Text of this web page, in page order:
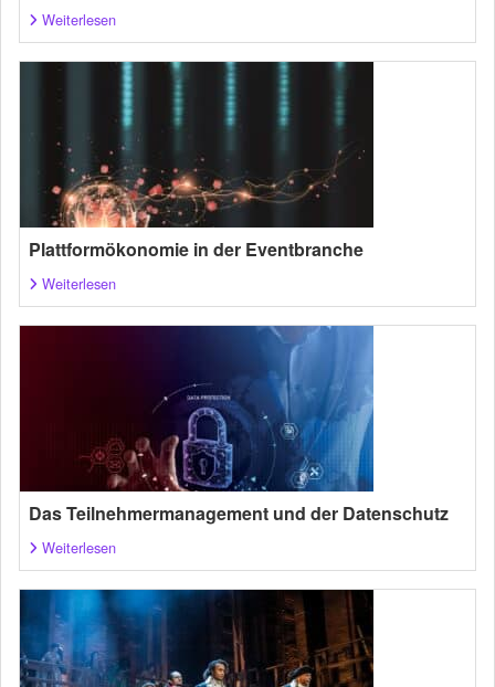
Weiterlesen
Plattformökonomie in der Eventbranche
Weiterlesen
Das Teilnehmermanagement und der Datenschutz
Weiterlesen